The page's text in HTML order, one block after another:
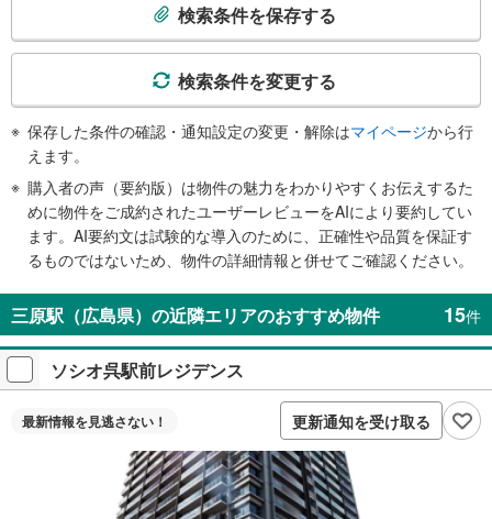
件
通
知
け
条
件
を
イ
ペ
検索条件を保存する
検索条件を変更する
保存した条件の確認・通知設定の変更・解除はマイページから行
えます。
購入者の声（要約版）は物件の魅力をわかりやすくお伝えするた
めに物件をご成約されたユーザーレビューをAIにより要約してい
ます。AI要約文は試験的な導入のために、正確性や品質を保証す
るものではないため、物件の詳細情報と併せてご確認ください。
三原駅（広島県）の近隣エリアのおすすめ物件 15件
ソシオ呉駅前レジデンス
最新情報を見逃さない！ 更新通知を受け取る